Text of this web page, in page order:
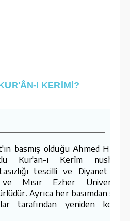
I KERİMİ?
basmış olduğu Ahmed
Kur'an-ı Kerîm
tescilli ve Diyanet
ve Mısır Ezher
Ayrıca her basımdan
tarafından yeniden